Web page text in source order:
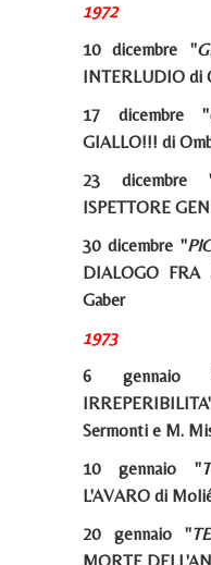
1972
10 dicembre "
INTERLUDIO di
17 dicembre "
GIALLO!!! di
23 dicembre
ISPETTORE
30 dicembre "
DIALOGO
Gaber
1973
6 gennaio
Sermonti e M.
10 gennaio "
L'AVARO di
20 gennaio "